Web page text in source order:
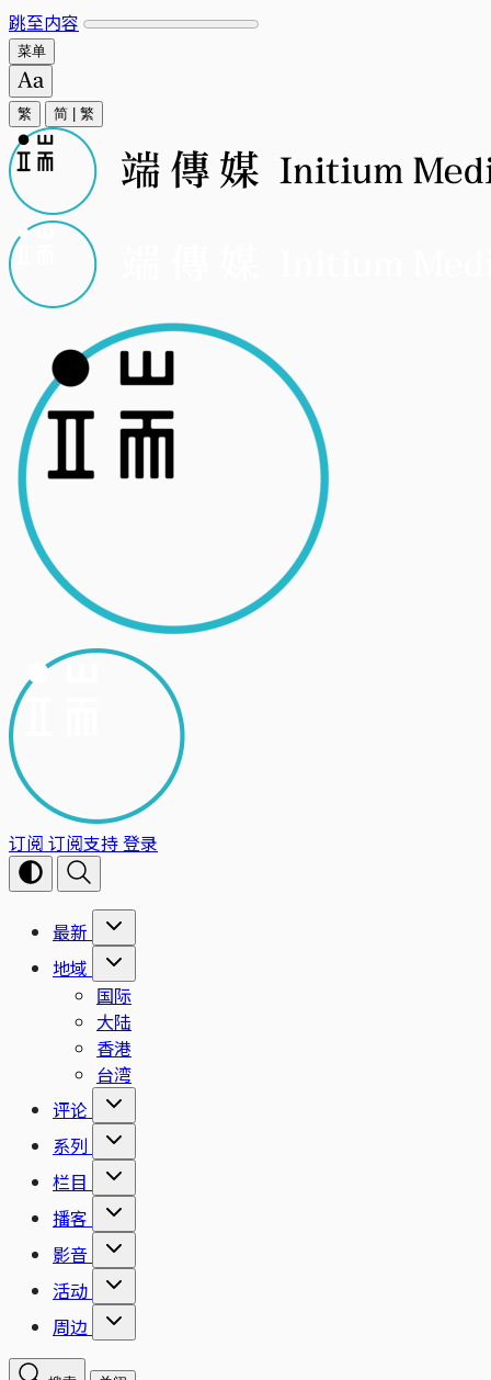
跳至内容
菜单
繁 简 繁
订阅 订阅支持登录
最新
地域
国际
大陆
香港
台湾
评论
系列
栏目
播客
影音
活动
周边